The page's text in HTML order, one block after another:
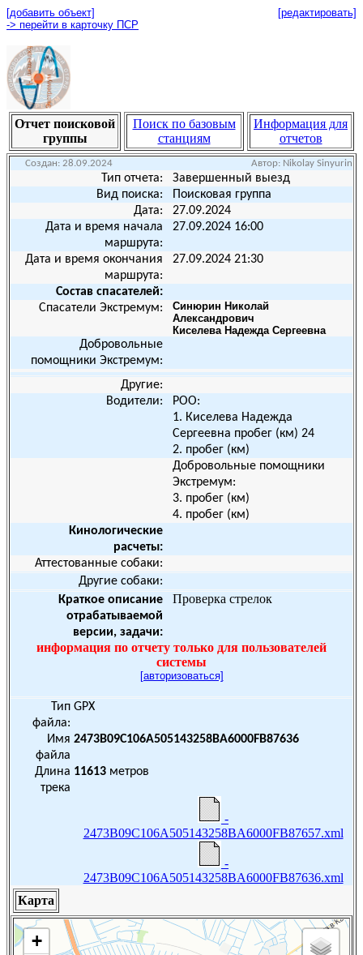
[добавить объект]
-> перейти в карточку ПСР
[редактировать]
Отчет поисковой
группы
Поиск по базовым
станциям
Информация для
отчетов
Создан: 28.09.2024 Автор: Nikolay Sinyurin
Тип отчета:
Завершенный выезд
Вид поиска:
Поисковая группа
Дата:
27.09.2024
Дата и время начала
маршрута:
27.09.2024 16:00
Дата и время окончания
маршрута:
27.09.2024 21:30
Состав спасателей:
Спасатели Экстремум:
Синюрин Николай
Александрович
Киселева Надежда Сергеевна
Добровольные
помощники Экстремум:
Другие:
Водители:
РОО:
1. Киселева Надежда
Сергеевна пробег (км) 24
2. пробег (км)
Добровольные помощники
Экстремум:
3. пробег (км)
4. пробег (км)
Кинологические
расчеты:
Аттестованные собаки:
Другие собаки:
Краткое описание
отрабатываемой
версии, задачи:
Проверка стрелок
информация по отчету только для пользователей
системы
[авторизоваться]
Тип
файла:
GPX
Имя
файла
2473B09C106A505143258BA6000FB87636
Длина
трека
11613 метров
-
2473B09C106A505143258BA6000FB87657.xml
-
2473B09C106A505143258BA6000FB87636.xml
Карта
+